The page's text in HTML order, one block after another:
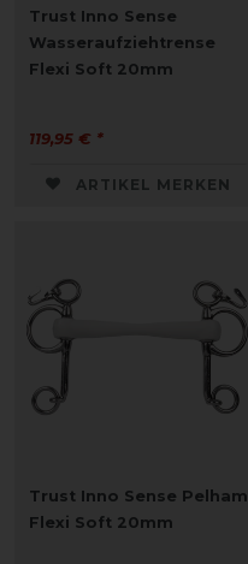
Trust Inno Sense
Wasseraufziehtrense
Flexi Soft 20mm
119,95 € *
ARTIKEL MERKEN
Trust Inno Sense Pelham
Flexi Soft 20mm